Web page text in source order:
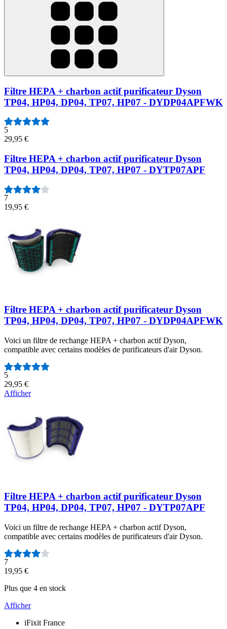
Filtre HEPA + charbon actif purificateur Dyson
TP04, HP04, DP04, TP07, HP07 - DYDP04APFWK
5
29,95 €
Filtre HEPA + charbon actif purificateur Dyson
TP04, HP04, DP04, TP07, HP07 - DYTP07APF
7
19,95 €
Filtre HEPA + charbon actif purificateur Dyson
TP04, HP04, DP04, TP07, HP07 - DYDP04APFWK
Voici un filtre de rechange HEPA + charbon actif Dyson,
compatible avec certains modèles de purificateurs d'air Dyson.
Nombre d'avis :
5
29,95 €
Afficher
Filtre HEPA + charbon actif purificateur Dyson
TP04, HP04, DP04, TP07, HP07 - DYTP07APF
Voici un filtre de rechange HEPA + charbon actif Dyson,
compatible avec certains modèles de purificateurs d'air Dyson.
Nombre d'avis :
7
19,95 €
Plus que 4 en stock
Afficher
iFixit France